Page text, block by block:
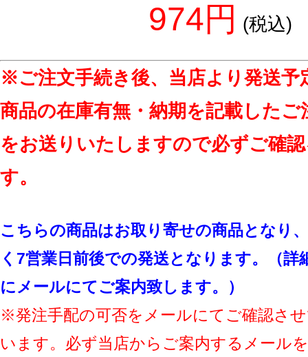
974円 (税込)
※ご注文手続き後、当店より発送予
商品の在庫有無・納期を記載したご
をお送りいたしますので必ずご確
す。
こちらの商品はお取り寄せの商品となり
く7営業日前後での発送となります。（詳
にメールにてご案内致します。）
※発注手配の可否をメールにてご確認さ
います。必ず当店からご案内するメール